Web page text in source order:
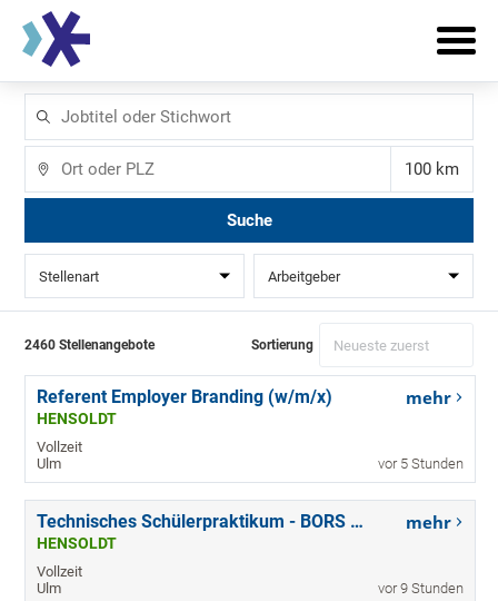
oder
Stichwort
Entfernung
Suche
Stellenart Arbeitgeber
2460 Stellenangebote Sortierung
Referent Employer Branding (w/m/x)
HENSOLDT
Vollzeit
Ulm
mehr
vor 5 Stunden
Technisches Schülerpraktikum - BORS (w/m/d) Ulm
HENSOLDT
Vollzeit
Ulm
mehr
vor 9 Stunden